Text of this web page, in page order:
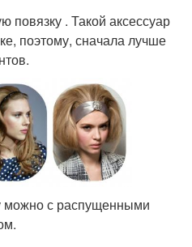
повязку . Такой аксессуар
поэтому, сначала лучше
можно с распущенными